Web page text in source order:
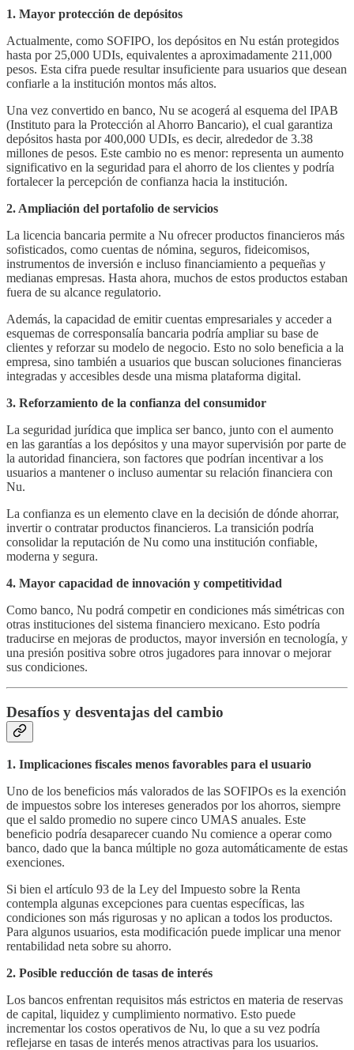
1. Mayor protección de depósitos
Actualmente, como SOFIPO, los depósitos en Nu están protegidos
hasta por 25,000 UDIs, equivalentes a aproximadamente 211,000
pesos. Esta cifra puede resultar insuficiente para usuarios que desean
confiarle a la institución montos más altos.
Una vez convertido en banco, Nu se acogerá al esquema del IPAB
(Instituto para la Protección al Ahorro Bancario), el cual garantiza
depósitos hasta por 400,000 UDIs, es decir, alrededor de 3.38
millones de pesos. Este cambio no es menor: representa un aumento
significativo en la seguridad para el ahorro de los clientes y podría
fortalecer la percepción de confianza hacia la institución.
2. Ampliación del portafolio de servicios
La licencia bancaria permite a Nu ofrecer productos financieros más
sofisticados, como cuentas de nómina, seguros, fideicomisos,
instrumentos de inversión e incluso financiamiento a pequeñas y
medianas empresas. Hasta ahora, muchos de estos productos estaban
fuera de su alcance regulatorio.
Además, la capacidad de emitir cuentas empresariales y acceder a
esquemas de corresponsalía bancaria podría ampliar su base de
clientes y reforzar su modelo de negocio. Esto no solo beneficia a la
empresa, sino también a usuarios que buscan soluciones financieras
integradas y accesibles desde una misma plataforma digital.
3. Reforzamiento de la confianza del consumidor
La seguridad jurídica que implica ser banco, junto con el aumento
en las garantías a los depósitos y una mayor supervisión por parte de
la autoridad financiera, son factores que podrían incentivar a los
usuarios a mantener o incluso aumentar su relación financiera con
Nu.
La confianza es un elemento clave en la decisión de dónde ahorrar,
invertir o contratar productos financieros. La transición podría
consolidar la reputación de Nu como una institución confiable,
moderna y segura.
4. Mayor capacidad de innovación y competitividad
Como banco, Nu podrá competir en condiciones más simétricas con
otras instituciones del sistema financiero mexicano. Esto podría
traducirse en mejoras de productos, mayor inversión en tecnología, y
una presión positiva sobre otros jugadores para innovar o mejorar
sus condiciones.
Desafíos y desventajas del cambio
1. Implicaciones fiscales menos favorables para el usuario
Uno de los beneficios más valorados de las SOFIPOs es la exención
de impuestos sobre los intereses generados por los ahorros, siempre
que el saldo promedio no supere cinco UMAS anuales. Este
beneficio podría desaparecer cuando Nu comience a operar como
banco, dado que la banca múltiple no goza automáticamente de estas
exenciones.
Si bien el artículo 93 de la Ley del Impuesto sobre la Renta
contempla algunas excepciones para cuentas específicas, las
condiciones son más rigurosas y no aplican a todos los productos.
Para algunos usuarios, esta modificación puede implicar una menor
rentabilidad neta sobre su ahorro.
2. Posible reducción de tasas de interés
Los bancos enfrentan requisitos más estrictos en materia de reservas
de capital, liquidez y cumplimiento normativo. Esto puede
incrementar los costos operativos de Nu, lo que a su vez podría
reflejarse en tasas de interés menos atractivas para los usuarios.